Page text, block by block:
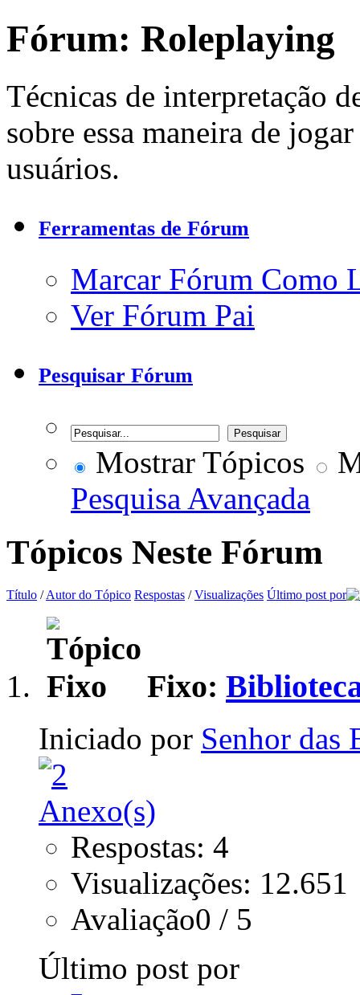
Fórum: Roleplaying
Técnicas de interpretação
sobre essa maneira de
usuários.
Ferramentas de Fórum
Marcar Fórum Como
Ver Fórum Pai
Pesquisar Fórum
Mostrar Tópicos
Pesquisa Avançada
Tópicos Neste Fórum
Título /Autor do Tópico Respostas /Visualizações Último post por
Fixo:
Iniciado por Senhor das
Respostas: 4
Visualizações: 12.651
Avaliação0 / 5
Último post por